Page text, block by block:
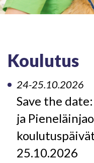
Koulutus
24-25.10.2026
Save the
ja
25.10.2026